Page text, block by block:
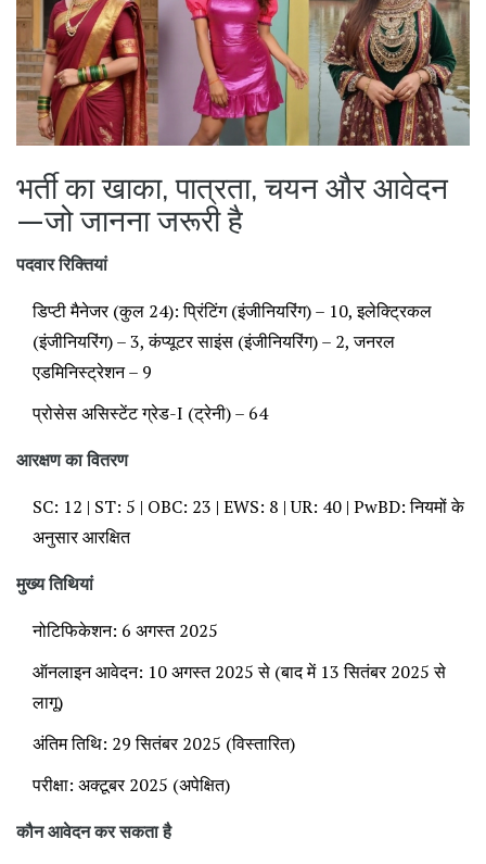
भर्ती का खाका, पात्रता, चयन और आवेदन
—जो जानना जरूरी है
पदवार रिक्तियां
डिप्टी मैनेजर (कुल 24): प्रिंटिंग (इंजीनियरिंग) – 10, इलेक्ट्रिकल
(इंजीनियरिंग) – 3, कंप्यूटर साइंस (इंजीनियरिंग) – 2, जनरल
एडमिनिस्ट्रेशन – 9
प्रोसेस असिस्टेंट ग्रेड-I (ट्रेनी) – 64
आरक्षण का वितरण
SC: 12 | ST: 5 | OBC: 23 | EWS: 8 | UR: 40 | PwBD: नियमों के
अनुसार आरक्षित
मुख्य तिथियां
नोटिफिकेशन: 6 अगस्त 2025
ऑनलाइन आवेदन: 10 अगस्त 2025 से (बाद में 13 सितंबर 2025 से
लागू)
अंतिम तिथि: 29 सितंबर 2025 (विस्तारित)
परीक्षा: अक्टूबर 2025 (अपेक्षित)
कौन आवेदन कर सकता है